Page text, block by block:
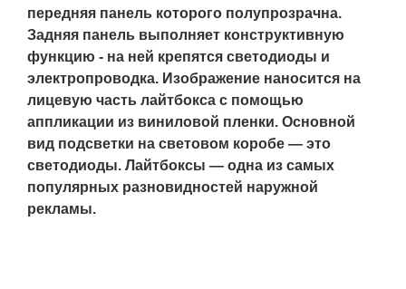
передняя панель которого полупрозрачна.
Задняя панель выполняет конструктивную
функцию - на ней крепятся светодиоды и
электропроводка. Изображение наносится на
лицевую часть лайтбокса с помощью
аппликации из виниловой пленки. Основной
вид подсветки на световом коробе — это
светодиоды. Лайтбоксы — одна из самых
популярных разновидностей наружной
рекламы.